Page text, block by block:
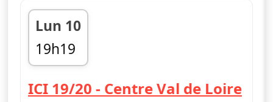
Lun 10
19h19
fin 19h48
ICI 19/20 - Centre Val de Loire—